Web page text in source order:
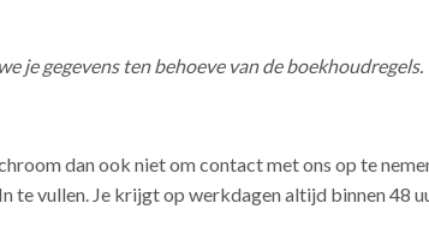
je gegevens ten behoeve van de boekhoudregels.
dan ook niet om contact met ons op te
In te vullen. Je krijgt op werkdagen altijd binnen 48